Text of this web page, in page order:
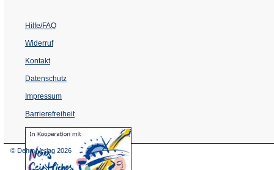
Hilfe/FAQ
Widerruf
Kontakt
Datenschutz
Impressum
Barrierefreiheit
(Öffnet
in
© Dehm Verlag 2026